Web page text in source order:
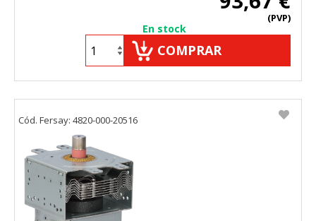
(PVP)
En stock
COMPRAR
Cód. Fersay: 4820-000-20516